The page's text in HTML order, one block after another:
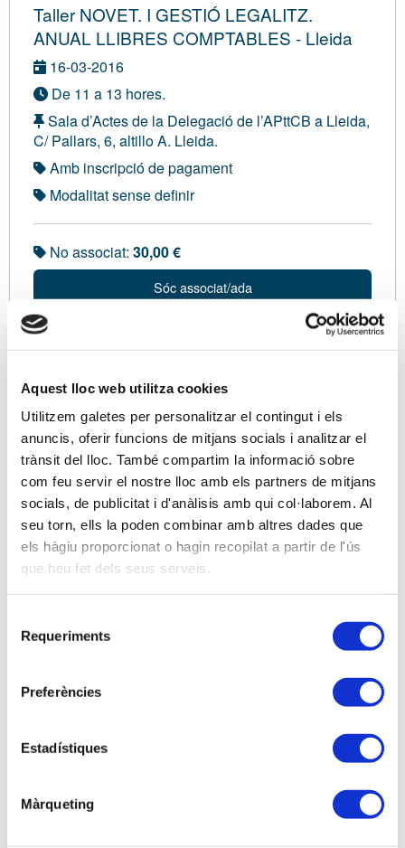
Aquest lloc web utilitza cookies
Utilitzem galetes per personalitzar el contingut i els
anuncis, oferir funcions de mitjans socials i analitzar el
trànsit del lloc. També compartim la informació sobre
com feu servir el nostre lloc amb els partners de mitjans
socials, de publicitat i d'anàlisis amb qui col·laborem. Al
seu torn, ells la poden combinar amb altres dades que
els hàgiu proporcionat o hagin recopilat a partir de l'ús
que heu fet dels seus serveis.
Requeriments
Preferències
Estadístiques
Màrqueting
Taller NOVET. I GESTIÓ LEGALITZ.
ANUAL LLIBRES COMPTABLES - Lleida
16-03-2016
De 11 a 13 hores.
Sala d’Actes de la Delegació de l’APttCB a Lleida,
C/ Pallars, 6, altillo A. Lleida.
Amb inscripció de pagament
Modalitat sense definir
No associat: 30,00 €
Sóc associat/ada
Sra. Mª José Porras Llic. Ciències Econòmiques i
Empresarials (Univ. Valladolid). Consultor i Analista
de Program. Dep. Informàtica AG Ediciones SLU.
Prof. Assoc. Comptab. i Fiscalitat en la Facultat
Economia i Empresa (Univ. Rovira i Virgili).
Descripció
Ja proper el termini per a la LEGALITZACIÓ DELS
LLIBRES AL REGISTRE MERCANTIL, que
obligatòriament s’ha de realitzar de forma telemàtica,
hem cregut necessari organitzar un taller gratuït,
d’aclarir tots els dubtes que s’hagin pogut generar
PROGRAMA
1. Situació actual de la normativa en matèria de
legalització de llibres.